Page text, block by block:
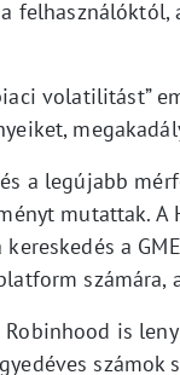
felhasználóktól,
volatilitást”
a legújabb
mutattak. A
a
is